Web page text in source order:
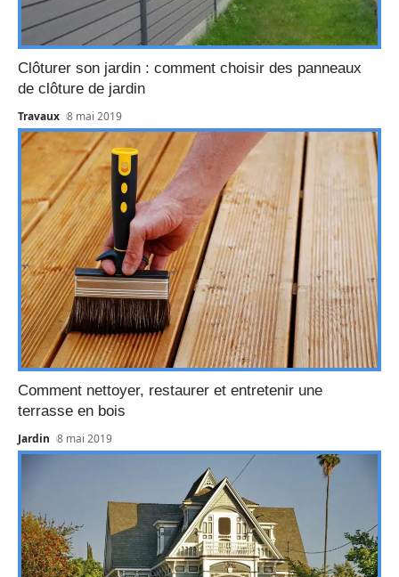
Clôturer son jardin : comment choisir des panneaux
de clôture de jardin
Travaux 8 mai 2019
Comment nettoyer, restaurer et entretenir une
terrasse en bois
Jardin 8 mai 2019